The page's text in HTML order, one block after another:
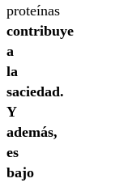
proteínas
contribuye
a
la
saciedad.
Y
además,
es
bajo